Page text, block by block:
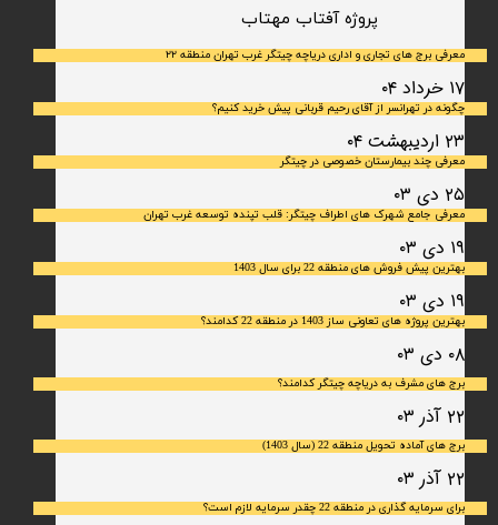
معرفی برج های تجاری و اداری دریاچه چیتگر غرب تهران منطقه ۲۲
۱۷ خرداد ۰۴
چگونه در تهرانسر از آقای رحیم قربانی پیش خرید کنیم؟
۲۳ اردیبهشت ۰۴
معرفی چند بیمارستان خصوصی در چیتگر
۲۵ دی ۰۳
معرفی جامع شهرک‌ های اطراف چیتگر: قلب تپنده توسعه غرب تهران
۱۹ دی ۰۳
بهترین پیش فروش های منطقه 22 برای سال 1403
۱۹ دی ۰۳
بهترین پروژه های تعاونی ساز 1403 در منطقه 22 کدامند؟
۰۸ دی ۰۳
برج های مشرف به دریاچه چیتگر کدامند؟
۲۲ آذر ۰۳
برج های آماده تحویل منطقه 22 (سال 1403)
۲۲ آذر ۰۳
برای سرمایه‌ گذاری در منطقه 22 چقدر سرمایه لازم است؟
​پروژه آفتاب مهتاب